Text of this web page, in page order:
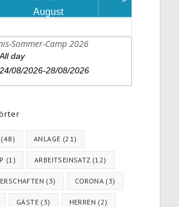
August
Sommer-Camp 2026
All day
24/08/2026-28/08/2026
(48) ANLAGE (21)
(1) ARBEITSEINSATZ(12)
(3) CORONA (3)
GÄSTE (3) HERREN (2)